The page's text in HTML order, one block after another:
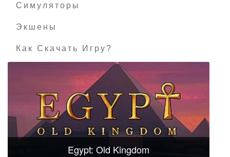
Симуляторы
Экшены
Как Скачать Игру?
Egypt: Old Kingdom